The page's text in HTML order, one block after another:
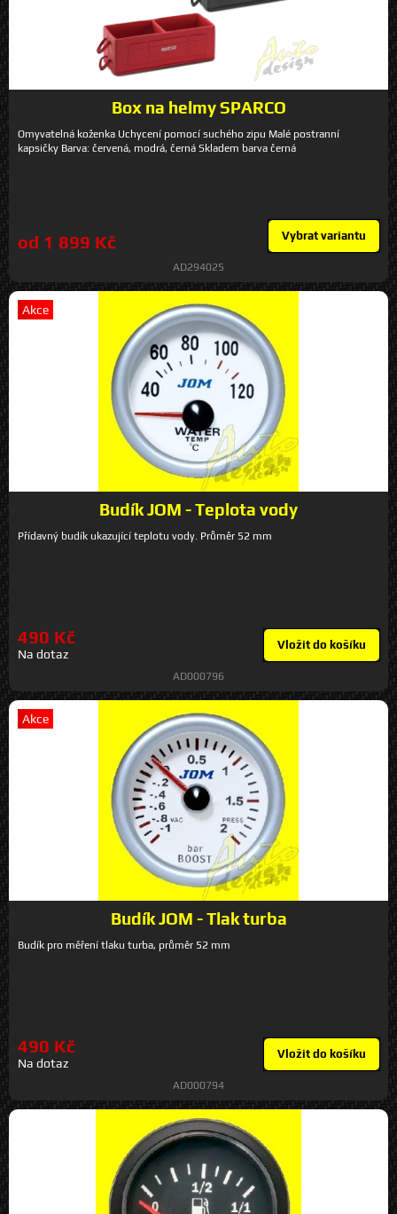
Box na helmy SPARCO
Omyvatelná koženka Uchycení pomocí suchého zipu Malé postranní
kapsičky Barva: červená, modrá, černá Skladem barva černá
od 1 899 Kč Vybrat variantu
AD294025
Akce
Budík JOM - Teplota vody
Přídavný budík ukazující teplotu vody. Průměr 52 mm
490 Kč
Na dotaz
Vložit do košíku
AD000796
Akce
Budík JOM - Tlak turba
Budík pro měření tlaku turba, průměr 52 mm
490 Kč
Na dotaz
Vložit do košíku
AD000794